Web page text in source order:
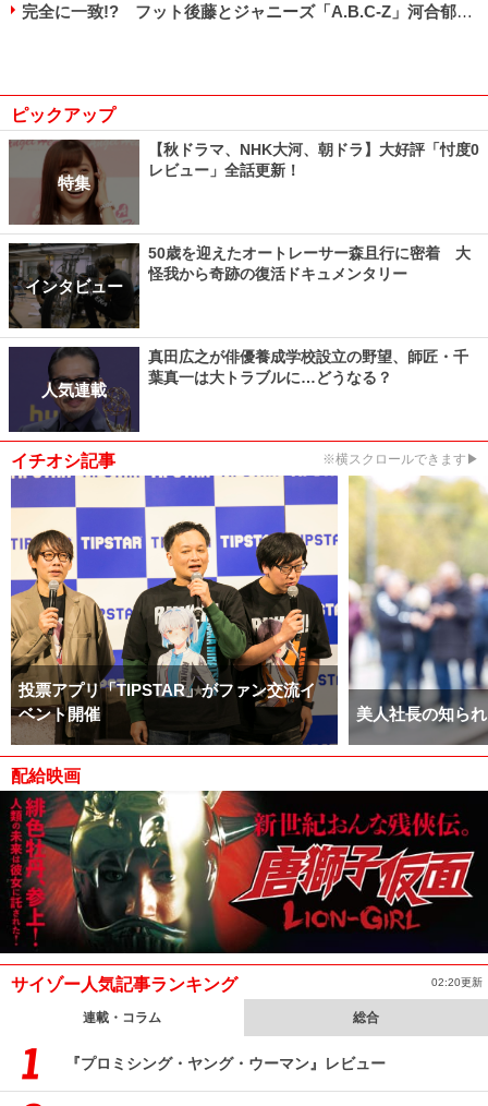
完全に一致!? フット後藤とジャニーズ「A.B.C-Z」河合郁人がそっくり過ぎる！
ピックアップ
特集
【秋ドラマ、NHK大河、朝ドラ】大好評「忖度0
レビュー」全話更新！
インタビュー
50歳を迎えたオートレーサー森且行に密着 大
怪我から奇跡の復活ドキュメンタリー
人気連載
真田広之が俳優養成学校設立の野望、師匠・千
葉真一は大トラブルに…どうなる？
イチオシ記事 ※横スクロールできます▶
投票アプリ「TIPSTAR」がファン交流イ
ベント開催
美人社長の知ら
配給映画
サイゾー人気記事ランキング 02:20更新
連載・コラム 総合
『プロミシング・ヤング・ウーマン』レビュー